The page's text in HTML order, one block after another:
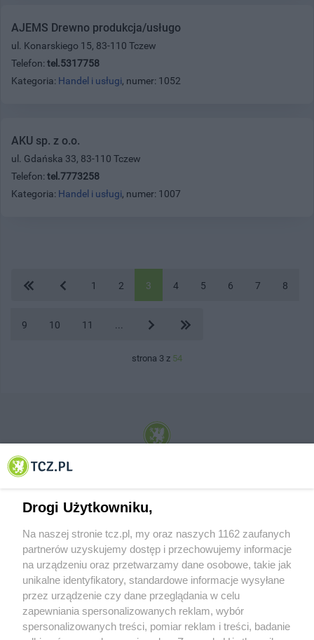
AJEMS Drewno produkcja/usługo
ul. Konarskiego 15, 83-110 Tczew
Telefon: tel.5317758
Kategoria: Handel i usługi, numer: 1052
AKU sp. z o.o.
ul. Gdańska 33, 83-110 Tczew
Telefon: tel.7773258
Kategoria: Handel i usługi, numer: 1007
1 2 3 4 5 6 7 8
9 10 11
strona 3 z 54
© 2001-2026 Tczew - TCZ.PL Sp. z o.o. Internetowy Serwis Informacyjny Miasta
O FIRMIE POLITYKA PRYWATNOŚCI HOSTING
Drogi Użytkowniku,
Na naszej stronie tcz.pl, my oraz naszych 1162 zaufanych
partnerów uzyskujemy dostęp i przechowujemy informacje
na urządzeniu oraz przetwarzamy dane osobowe, takie jak
unikalne identyfikatory, standardowe informacje wysyłane
przez urządzenie czy dane przeglądania w celu
zapewniania spersonalizowanych reklam, wybór
spersonalizowanych treści, pomiar reklam i treści, badanie